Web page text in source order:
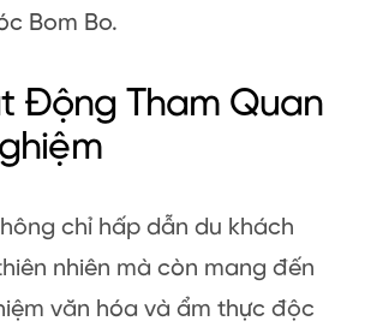
Bom Bo.
Động Tham Quan
chỉ hấp dẫn du khách
nhiên mà còn mang đến
văn hóa và ẩm thực độc